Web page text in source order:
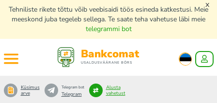
Tehniliste rikete tõttu võib veebisaidi töös esineda katkestusi. Meie
meeskond juba tegeleb sellega. Te saate teha vahetuse läbi meie
telegrammi bot
x
Bankcomat
USALDUSVÄÄRANE BÖRS
Küsimus
arve
Telegram bot
Telegram
Alusta
vahetust